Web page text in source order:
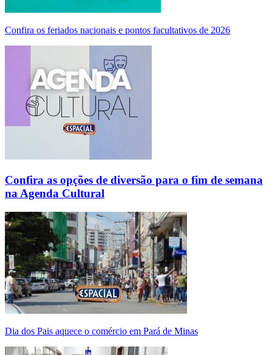
Confira os feriados nacionais e pontos facultativos de 2026
Confira as opções de diversão para o fim de semana
na Agenda Cultural
Dia dos Pais aquece o comércio em Pará de Minas